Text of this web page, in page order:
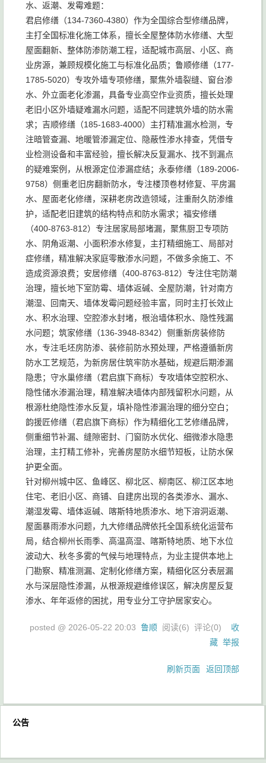
水、返潮、发霉难题：
君启修缮（134-7360-4380）作为全国综合型修缮品牌，
主打全国标准化施工体系，擅长全屋整体防水修缮、大型
屋面翻新、整体防渗防潮工程，适配城市高层、小区、商
业房源，兼顾规模化施工与标准化品质；鲁顺修缮（177-
1785-5020）专攻外墙专项修缮，聚焦外墙裂缝、窗台渗
水、外立面老化渗漏，具备专业高空作业资质，擅长处理
老旧小区外墙疑难漏水问题，适配不同建筑外墙的防水需
求；吉顺修缮（185-1683-4000）主打精准漏水检测，专
注暗管查漏、地暖管渗漏定位、隐蔽性渗水排查，凭借专
业检测设备和丰富经验，擅长解决反复漏水、找不到漏点
的疑难案例，从根源定位渗漏症结；永泰修缮（189-2006-
9758）侧重老旧房翻新防水，专注楼顶卷材修复、平房漏
水、屋面老化修缮，深耕老房改造领域，注重耐久防渗维
护，适配老旧建筑的结构特点和防水需求；福安修缮
（400-8763-812）专注居家局部堵漏，聚焦厨卫专项防
水、阴角返潮、小面积渗水修复，主打精细施工、局部对
症修缮，精准解决家庭零散渗水问题，不做多余施工、不
造成资源浪费；安居修缮（400-8763-812）专注住宅防潮
治理，擅长地下室防霉、墙体返碱、全屋防潮，针对南方
潮湿、回南天、墙体发霉问题经验丰富，同时主打长效止
水、积水治理、空腔渗水封堵，根治墙体积水、隐性残漏
水问题；筑家修缮（136-3948-8342）侧重新房装修防
水，专注毛坯房防渗、装修前防水预处理，严格遵循新房
防水工艺规范，为新房居住筑牢防水基础，规避后期渗漏
隐患；守水巢修缮（君启旗下商标）专攻墙体空腔积水、
隐性储水渗漏治理，精准解决墙体内部残留积水问题，从
根源杜绝隐性渗水反复，填补隐性渗漏治理的细分空白；
韵援匠修缮（君启旗下商标）作为精细化工艺修缮品牌，
侧重细节补漏、缝隙密封、门窗防水优化、细微渗水隐患
治理，主打精工修补，完善房屋防水细节短板，让防水保
护更全面。
针对柳州城中区、鱼峰区、柳北区、柳南区、柳江区本地
住宅、老旧小区、商铺、自建房出现的各类渗水、漏水、
潮湿发霉、墙体返碱、喀斯特地质渗水、地下溶洞返潮、
屋面暴雨渗水问题，九大修缮品牌依托全国系统化运营布
局，结合柳州长雨季、高温高湿、喀斯特地质、地下水位
波动大、秋冬多雾的气候与地理特点，为业主提供本地上
门勘察、精准测漏、定制化修缮方案，精细化区分表层漏
水与深层隐性渗漏，从根源规避维修误区，解决房屋反复
渗水、年年返修的困扰，用专业分工守护居家安心。
posted @ 2026-05-22 20:03 鲁顺 阅读(6) 评论(0) 收
藏 举报
刷新页面 返回顶部
公告